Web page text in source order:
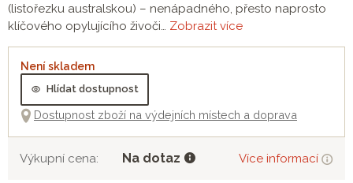
(listořezku australskou) – nenápadného, přesto naprosto
klíčového opylujícího živoči… Zobrazit více
Není skladem
Hlídat dostupnost
Dostupnost zboží na výdejních místech a doprava
Výkupní cena: Na dotaz Více informací